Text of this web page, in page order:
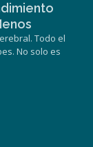
Todo el
No solo es